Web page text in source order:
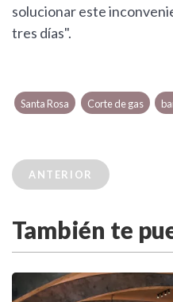
solucionar este
tres días".
Santa Rosa Corte de gas
ANTERIOR
También te